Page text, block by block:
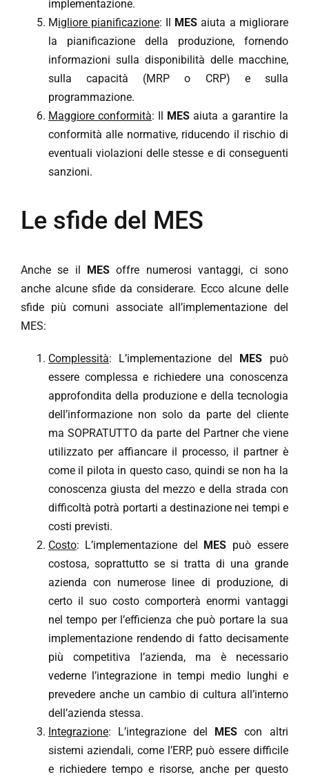
implementazione.
Migliore pianificazione: Il MESaiuta a migliorare
la pianificazione della produzione, fornendo
informazioni sulla disponibilità delle macchine,
sulla capacità (MRP o CRP) e sulla
programmazione.
Maggiore conformità: Il MESaiuta a garantire la
conformità alle normative, riducendo il rischio di
eventuali violazioni delle stesse e di conseguenti
sanzioni.
Le sfide del MES
Anche se il MESoffre numerosi vantaggi, ci sono
anche alcune sfide da considerare. Ecco alcune delle
sfide più comuni associate all’implementazione del
MES:
Complessità: L’implementazione del MESpuò
essere complessa e richiedere una conoscenza
approfondita della produzione e della tecnologia
dell’informazione non solo da parte del cliente
ma SOPRATUTTO da parte del Partner che viene
utilizzato per affiancare il processo, il partner è
come il pilota in questo caso, quindi se non ha la
conoscenza giusta del mezzo e della strada con
difficoltà potrà portarti a destinazione nei tempi e
costi previsti.
Costo: L’implementazione del MESpuò essere
costosa, soprattutto se si tratta di una grande
azienda con numerose linee di produzione, di
certo il suo costo comporterà enormi vantaggi
nel tempo per l’efficienza che può portare la sua
implementazione rendendo di fatto decisamente
più competitiva l’azienda, ma è necessario
vederne l’integrazione in tempi medio lunghi e
prevedere anche un cambio di cultura all’interno
dell’azienda stessa.
Integrazione: L’integrazione del MEScon altri
sistemi aziendali, come l’ERP, può essere difficile
e richiedere tempo e risorse, anche per questo